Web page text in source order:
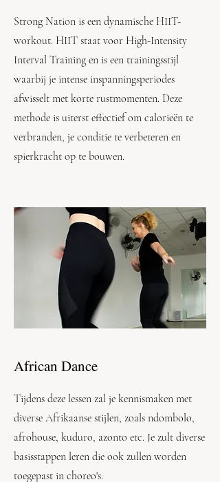
Strong Nation is een dynamische HIIT-
workout. HIIT staat voor High-Intensity
Interval Training en is een trainingsstijl
waarbij je intense inspanningsperiodes
afwisselt met korte rustmomenten. Deze
methode is uiterst effectief om calorieën te
verbranden, je conditie te verbeteren en
spierkracht op te bouwen.
African Dance
Tijdens deze lessen zal je kennismaken met
diverse Afrikaanse stijlen, zoals ndombolo,
afrohouse, kuduro, azonto etc. Je zult diverse
basisstappen leren die ook zullen worden
toegepast in choreo's.